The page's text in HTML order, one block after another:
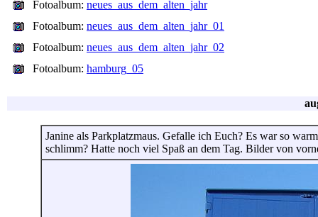
Fotoalbum: neues_aus_dem_alten_jahr
Fotoalbum: neues_aus_dem_alten_jahr_01
Fotoalbum: neues_aus_dem_alten_jahr_02
Fotoalbum: hamburg_05
Janine als Parkplatzmaus. Gefalle ich Euch? Es war so
schlimm? Hatte noch viel Spaß an dem Tag. Bilder von